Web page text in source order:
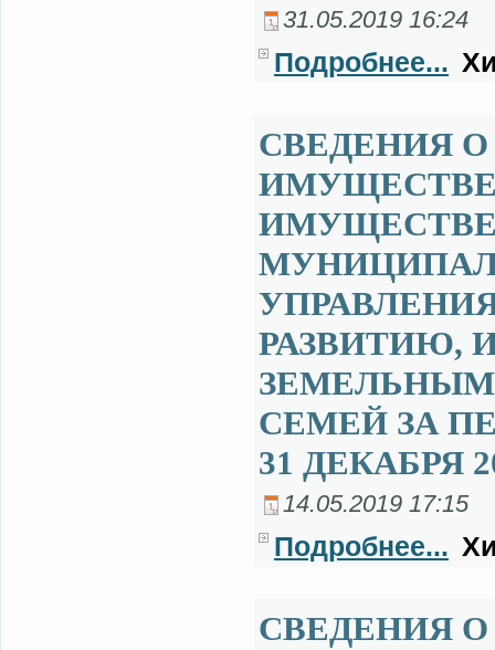
31.05.2019 16:24
Подробнее...
СВЕДЕНИЯ О
ИМУЩЕСТВЕ
РАЗВИТИЮ,
СЕМЕЙ ЗА
31 ДЕКАБРЯ
14.05.2019 17:15
Подробнее...
СВЕДЕНИЯ О